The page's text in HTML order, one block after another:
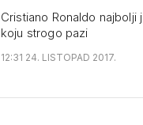
Cristiano Ronaldo
koju strogo pazi
12:31 24. LISTOPAD 2017.